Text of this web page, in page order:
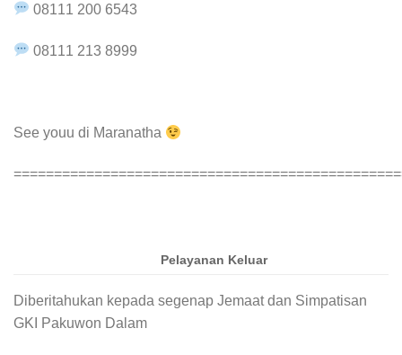
08111 200 6543
08111 213 8999
See youu di Maranatha
Pelayanan Keluar
Diberitahukan kepada segenap Jemaat dan Simpatisan
GKI Pakuwon Dalam